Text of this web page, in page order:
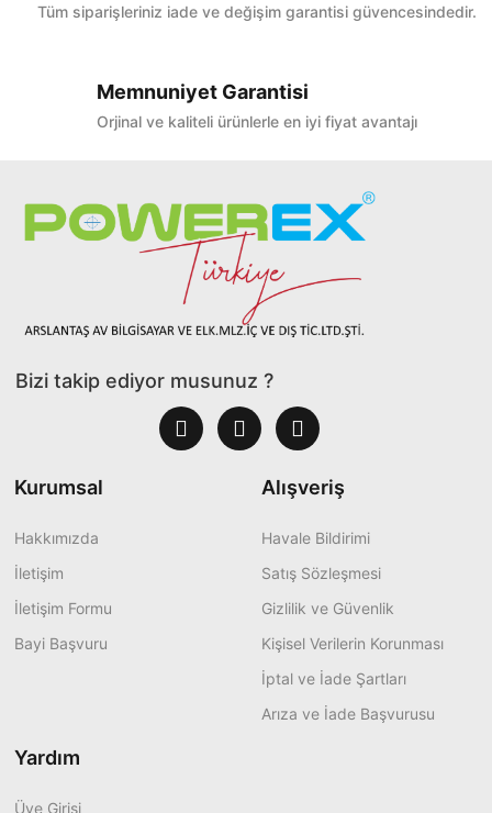
Tüm siparişleriniz iade ve değişim garantisi güvencesindedir.
Memnuniyet Garantisi
Orjinal ve kaliteli ürünlerle en iyi fiyat avantajı
Bizi takip ediyor musunuz ?
Kurumsal
Hakkımızda
İletişim
İletişim Formu
Bayi Başvuru
Alışveriş
Havale Bildirimi
Satış Sözleşmesi
Gizlilik ve Güvenlik
Kişisel Verilerin Korunması
İptal ve İade Şartları
Arıza ve İade Başvurusu
Yardım
Üye Girişi